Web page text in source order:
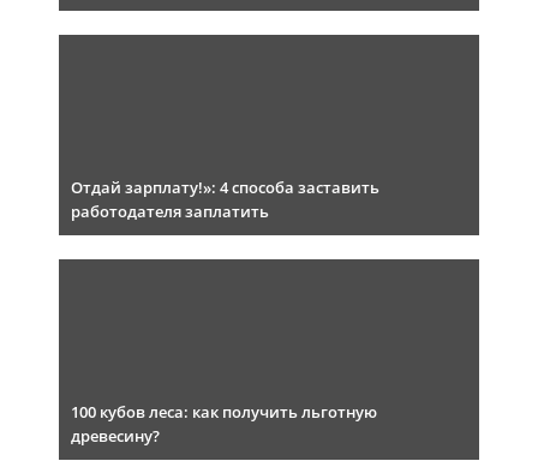
Отдай зарплату!»: 4 способа заставить
работодателя заплатить
100 кубов леса: как получить льготную
древесину?